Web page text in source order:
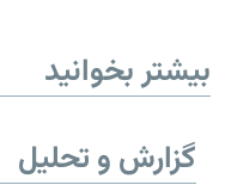
بیشتر بخوانید
گزارش و تحلیل